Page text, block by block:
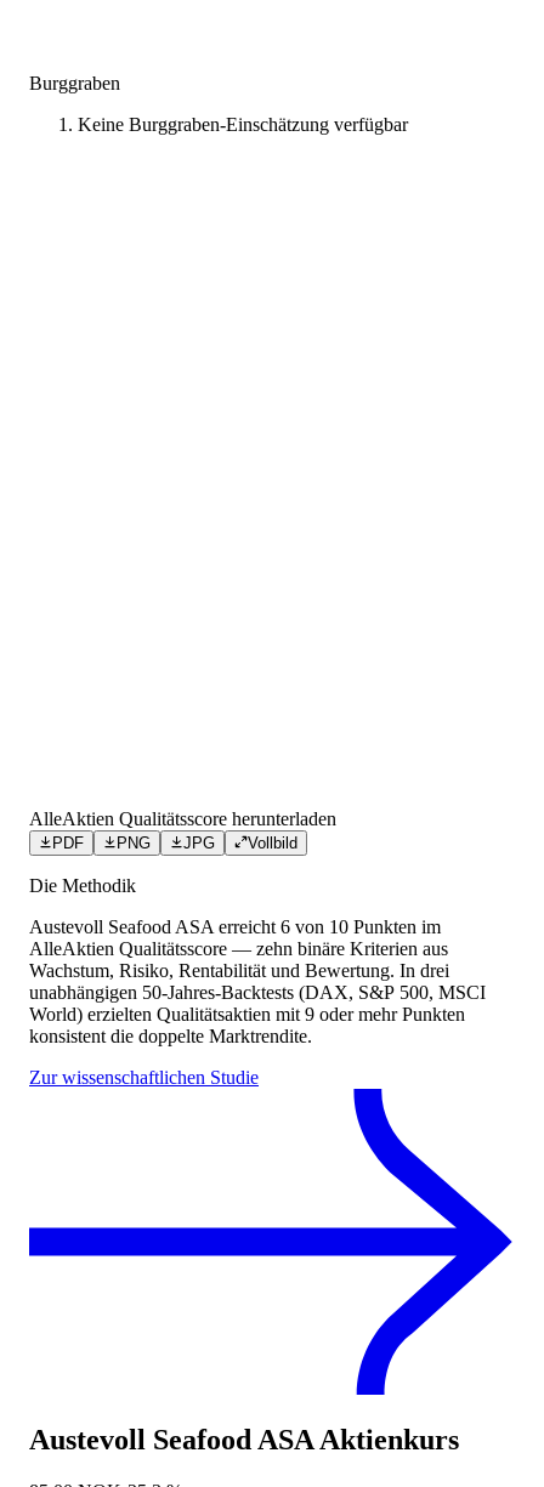
Burggraben
Keine Burggraben-Einschätzung verfügbar
AlleAktien Qualitätsscore herunterladen
PDF PNG JPG Vollbild
Die Methodik
Austevoll Seafood ASAerreicht 6 von 10 Punkten im
AlleAktien Qualitätsscore — zehn binäre Kriterien aus
Wachstum, Risiko, Rentabilität und Bewertung. In drei
unabhängigen 50-Jahres-Backtests (DAX, S&P 500, MSCI
World) erzielten Qualitätsaktien mit 9 oder mehr Punkten
konsistent die doppelte Marktrendite.
Zur wissenschaftlichen Studie
Austevoll Seafood ASA Aktienkurs